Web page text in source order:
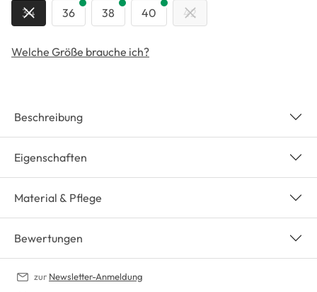
34 36 38 40 42
Welche Größe brauche ich?
Beschreibung
Eigenschaften
Material & Pflege
Bewertungen
zur Newsletter-Anmeldung